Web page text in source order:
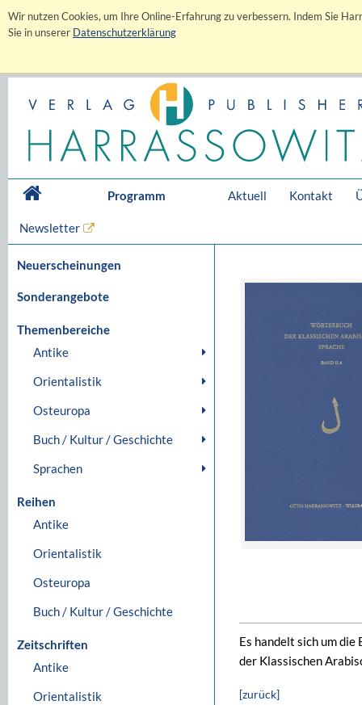
Wir nutzen Cookies, um Ihre Online-Erfahrung zu verbessern. Indem Sie
Sie in unserer Datenschutzerklärung
Programm Aktuell Kontakt
Newsletter
Neuerscheinungen
Sonderangebote
Themenbereiche
Antike
Orientalistik
Osteuropa
Buch / Kultur / Geschichte
Sprachen
Reihen
Antike
Orientalistik
Osteuropa
Buch / Kultur / Geschichte
Zeitschriften
Antike
Orientalistik
Es handelt sich um
der Klassischen
[zurück]